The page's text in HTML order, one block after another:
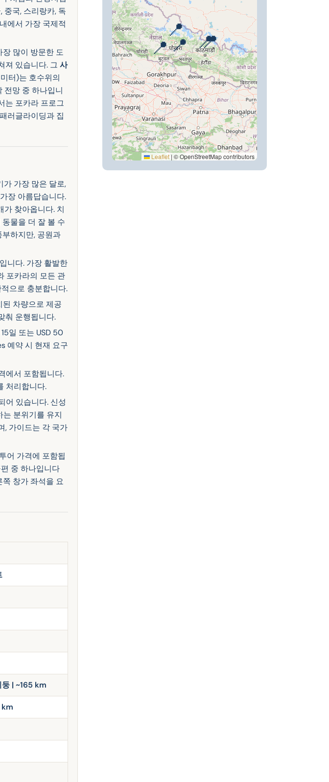
중국, 스리랑카, 독
에서 가장 국제적
많이 방문한 도
져 있습니다. 그 사
터)는 호수위의
전망 중 하나입니
는 포카라 프로그
러글라이딩과 집
가 가장 많은 달로,
장 아름답습니다.
가 찾아옵니다. 치
물을 더 잘 볼 수
하지만, 공원과
니다. 가장 활발한
포카라의 모든 관
으로 충분합니다.
차량으로 제공
춰 운행됩니다.
일 또는 USD 50
예약 시 현재 요구
에서 포함됩니다.
처리합니다.
어 있습니다. 신성
분위기를 유지
, 가이드는 각 국가
어 가격에 포함됩
중 하나입니다
창가 좌석을 요
| ~165 km
km
📍
📍
📍
📍
📍
Leaflet | © OpenStreetMap contributors